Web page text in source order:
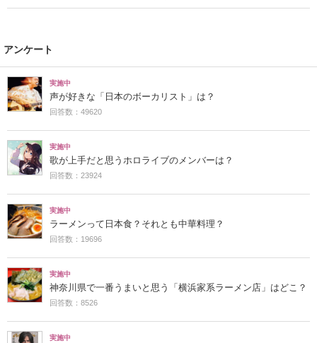
アンケート
実施中
声が好きな「日本のボーカリスト」は？
回答数：49620
実施中
歌が上手だと思うホロライブのメンバーは？
回答数：23924
実施中
ラーメンって日本食？それとも中華料理？
回答数：19696
実施中
神奈川県で一番うまいと思う「横浜家系ラーメン店」はどこ？
回答数：8526
実施中